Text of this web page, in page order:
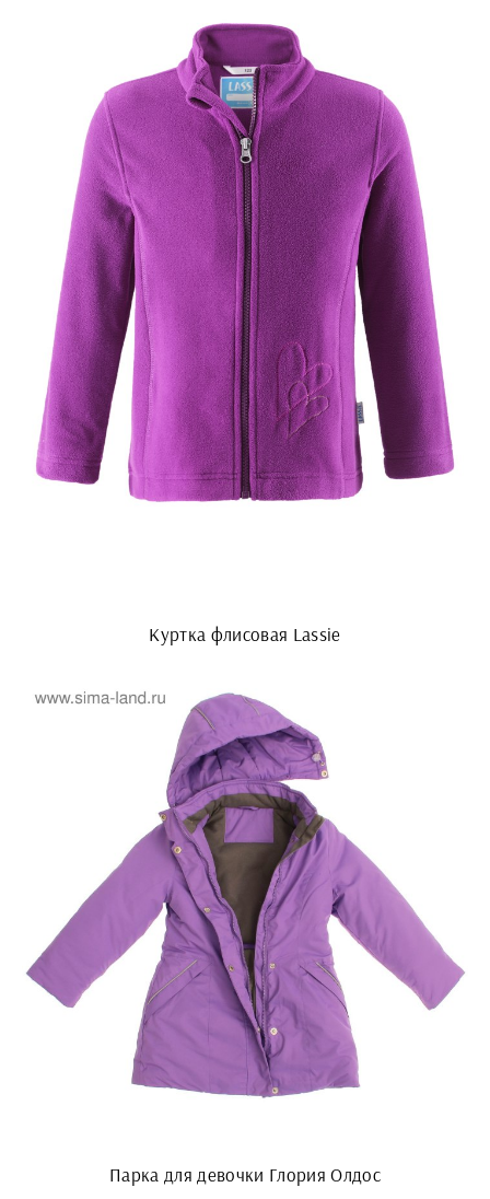
Куртка флисовая Lassie
Парка для девочки Глория Олдос